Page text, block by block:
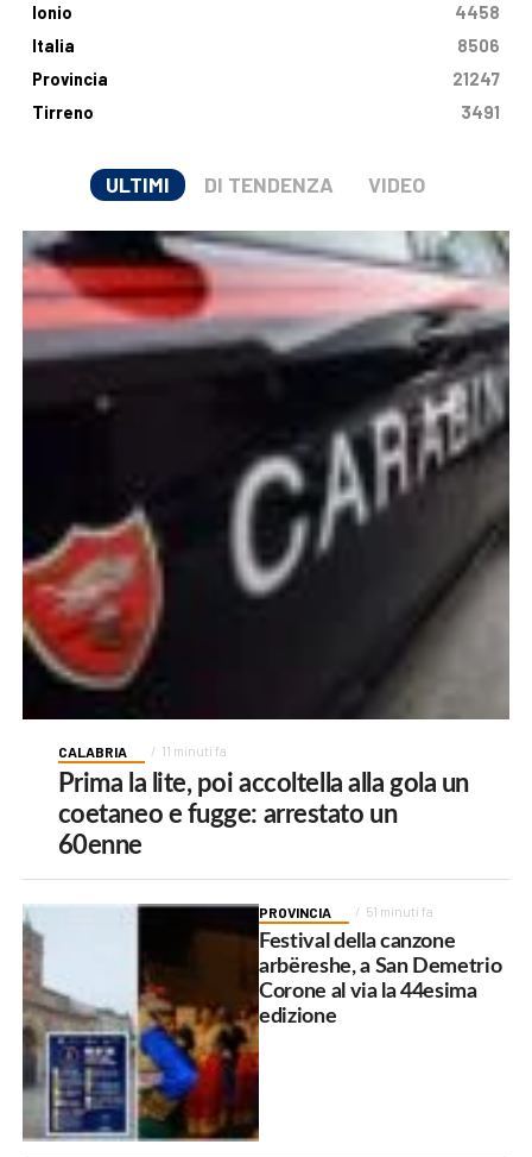
Ionio
4458
Italia
8506
Provincia
21247
Tirreno
3491
ULTIMI DI TENDENZA VIDEO
CALABRIA 11 minuti fa
Prima la lite, poi accoltella alla gola un
coetaneo e fugge: arrestato un
60enne
PROVINCIA 51 minuti fa
Festival della canzone
arbëreshe, a San Demetrio
Corone al via la 44esima
edizione